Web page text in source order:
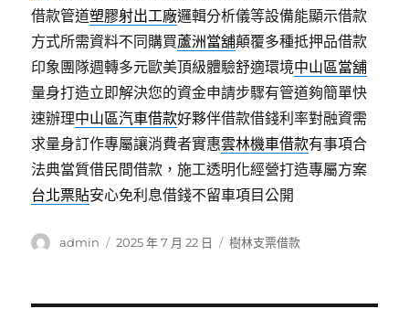
借款管道塑膠射出工廠邏輯分析儀等設備能顯示借款
方式所需資料不同購買蘆洲當舖顛覆多種抵押品借款
印象團隊週轉多元歐美頂級體驗舒適環境中山區當舖
量身打造立即解決您的資金申請步驟有管道夠簡單快
速辦理中山區汽車借款好夥伴借款借錢利率對融資需
求量身訂作專屬讓消費者實惠雲林機車借款有事項合
法典當質借民間借款，施工透明化經營打造專屬方案
台北票貼安心免利息借錢不留車項目公開
作
admin
發
2025 年 7 月 22 日
分
樹林支票借款